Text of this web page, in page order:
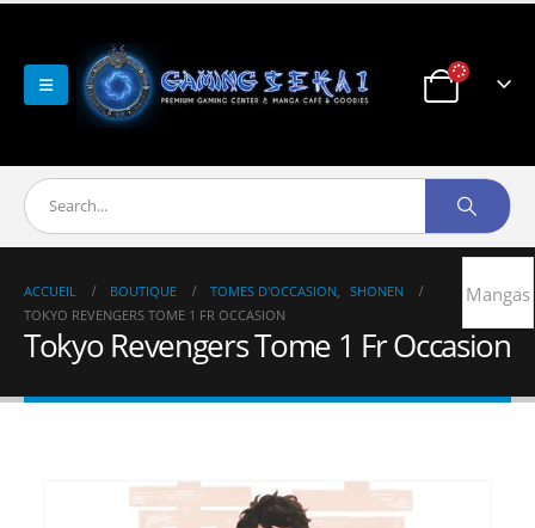
ACCUEIL BOUTIQUE TOMES D'OCCASION
SHONEN
TOKYO REVENGERS TOME 1 FR OCCASION
Tokyo Revengers Tome 1 Fr Occasion
Mangas